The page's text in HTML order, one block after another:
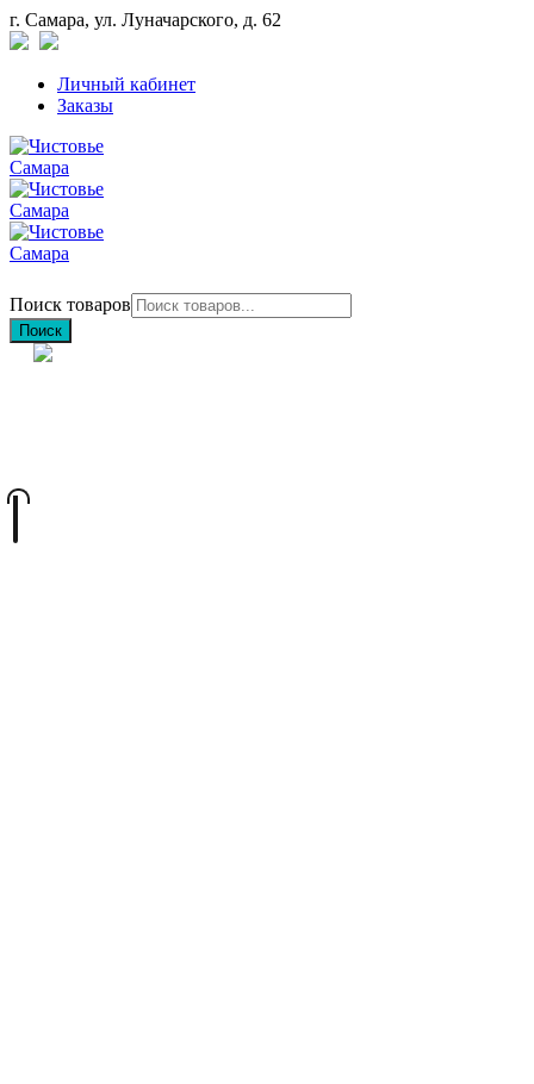
г. Самара, ул. Луначарского, д. 62
Личный кабинет
Заказы
Поиск товаров
Поиск